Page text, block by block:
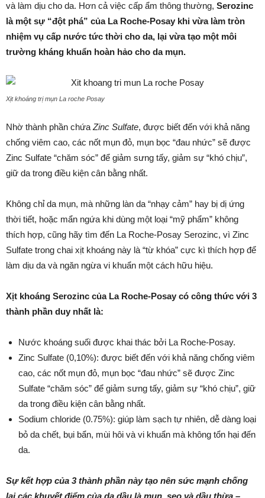
và làm dịu cho da. Hơn cả việc cấp ẩm thông thường, Serozinc
là một sự “đột phá” của La Roche-Posay khi vừa làm tròn
nhiệm vụ cấp nước tức thời cho da, lại vừa tạo một môi
trường kháng khuẩn hoàn hảo cho da mụn.
Xịt khoáng trị mụn La roche Posay
Nhờ thành phần chứa Zinc Sulfate, được biết đến với khả năng
chống viêm cao, các nốt mụn đỏ, mụn bọc “đau nhức” sẽ được
Zinc Sulfate “chăm sóc” để giảm sưng tấy, giảm sự “khó chịu”,
giữ da trong điều kiện cân bằng nhất.
Không chỉ da mụn, mà những làn da “nhạy cảm” hay bị dị ứng
thời tiết, hoặc mẩn ngứa khi dùng một loại “mỹ phẩm” không
thích hợp, cũng hãy tìm đến La Roche-Posay Serozinc, vì Zinc
Sulfate trong chai xịt khoáng này là “từ khóa” cực kì thích hợp để
làm dịu da và ngăn ngừa vi khuẩn một cách hữu hiệu.
Xịt khoáng Serozinc của La Roche-Posay có công thức với 3
thành phần duy nhất là:
Nước khoáng suối được khai thác bởi La Roche-Posay.
Zinc Sulfate (0,10%): được biết đến với khả năng chống viêm
cao, các nốt mụn đỏ, mụn bọc “đau nhức” sẽ được Zinc
Sulfate “chăm sóc” để giảm sưng tấy, giảm sự “khó chịu”, giữ
da trong điều kiện cân bằng nhất.
Sodium chloride (0.75%): giúp làm sạch tự nhiên, dễ dàng loại
bỏ da chết, bụi bẩn, mùi hôi và vi khuẩn mà không tổn hại đến
da.
Sự kết hợp của 3 thành phần này tạo nên sức mạnh chống
lại các khuyết điểm của da dầu là mụn, sẹo và dầu thừa –